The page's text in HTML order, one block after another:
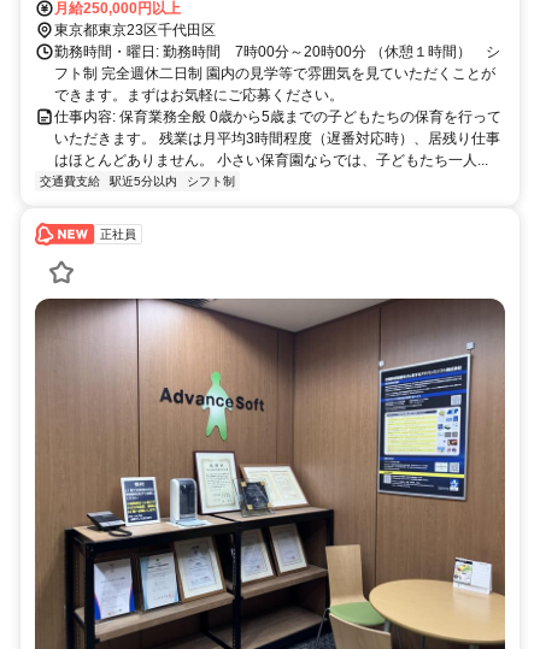
月給250,000円以上
東京都東京23区千代田区
勤務時間・曜日: 勤務時間 7時00分～20時00分 （休憩１時間） シ
フト制 完全週休二日制 園内の見学等で雰囲気を見ていただくことが
できます。まずはお気軽にご応募ください。
仕事内容: 保育業務全般 0歳から5歳までの子どもたちの保育を行って
いただきます。 残業は月平均3時間程度（遅番対応時）、居残り仕事
はほとんどありません。 小さい保育園ならでは、子どもたち一人...
交通費支給 駅近5分以内 シフト制
正社員